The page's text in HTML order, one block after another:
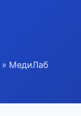
» МедиЛаб